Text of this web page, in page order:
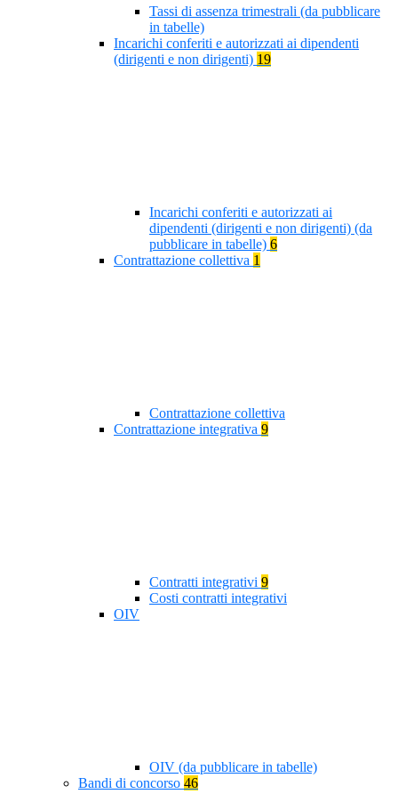
Tassi di assenza trimestrali (da pubblicare
in tabelle)
Incarichi conferiti e autorizzati ai dipendenti
(dirigenti e non dirigenti) 19
Incarichi conferiti e autorizzati ai
dipendenti (dirigenti e non dirigenti) (da
pubblicare in tabelle) 6
Contrattazione collettiva 1
Contrattazione collettiva
Contrattazione integrativa 9
Contratti integrativi 9
Costi contratti integrativi
OIV
OIV (da pubblicare in tabelle)
Bandi di concorso 46